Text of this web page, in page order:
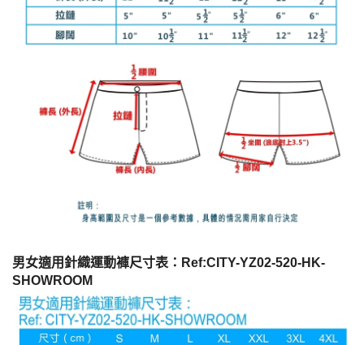
男女適用針織運動褲尺寸表：Ref:CITY-YZ02-520-HK-
SHOWROOM